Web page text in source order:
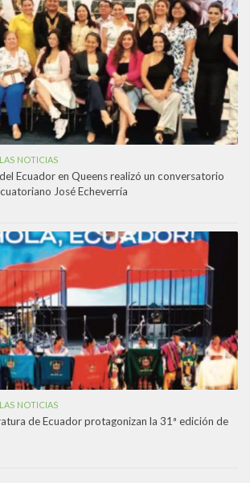
NOTICIAS
Ecuador en Queens realizó un conversatorio
José Echeverría
NOTICIAS
de Ecuador protagonizan la 31ª edición de